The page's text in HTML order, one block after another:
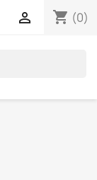
shopping_cart (0)
